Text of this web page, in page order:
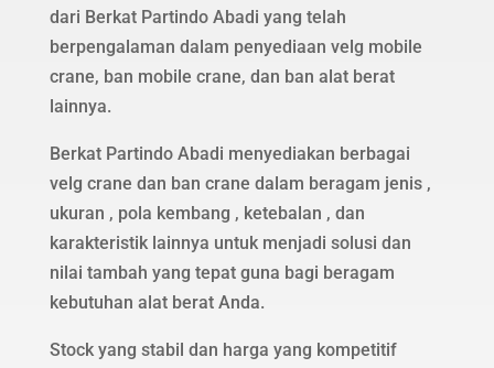
dari Berkat Partindo Abadi yang telah
berpengalaman dalam penyediaan velg mobile
crane, ban mobile crane, dan ban alat berat
lainnya.
Berkat Partindo Abadi menyediakan berbagai
velg crane dan ban crane dalam beragam jenis ,
ukuran , pola kembang , ketebalan , dan
karakteristik lainnya untuk menjadi solusi dan
nilai tambah yang tepat guna bagi beragam
kebutuhan alat berat Anda.
Stock yang stabil dan harga yang kompetitif